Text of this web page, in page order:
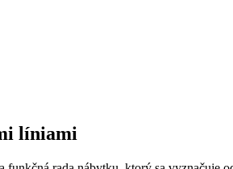
líniami